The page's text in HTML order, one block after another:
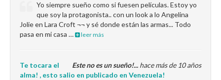
Yo siempre sueño como si fuesen películas. Estoy yo
que soy la protagonista.. con un look a lo Angelina
Jolie en Lara Croft ¬¬ y sé donde están las armas... Todo
pasa en mi casa …
leer más
Este no es un sueño!... hace más de 10 años
Te tocara el
alma! , esto salio en publicado en Venezuela!